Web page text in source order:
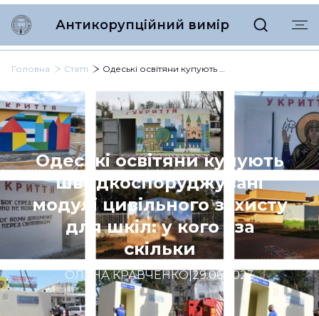
Антикорупційний вимір
Головна Статті Одеські освітяни купують швидкоспоруджувані модулі цивільного захисту для шкіл: у кого і за скільки
Одеські освітяни купують
швидкоспоруджувані
модулі цивільного захисту
для шкіл: у кого і за
скільки
ОЛЕНА КРАВЧЕНКО|29.06.2023